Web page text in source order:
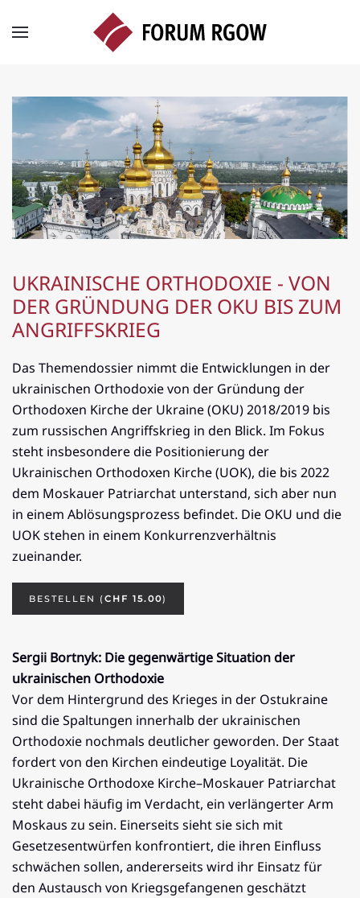
Zum Hauptinhalt springen
UKRAINISCHE ORTHODOXIE - VON
DER GRÜNDUNG DER OKU BIS ZUM
ANGRIFFSKRIEG
Das Themendossier nimmt die Entwicklungen in der
ukrainischen Orthodoxie von der Gründung der
Orthodoxen Kirche der Ukraine (OKU) 2018/2019 bis
zum russischen Angriffskrieg in den Blick. Im Fokus
steht insbesondere die Positionierung der
Ukrainischen Orthodoxen Kirche (UOK), die bis 2022
dem Moskauer Patriarchat unterstand, sich aber nun
in einem Ablösungsprozess befindet. Die OKU und die
UOK stehen in einem Konkurrenzverhältnis
zueinander.
BESTELLEN ( CHF 15.00)
Sergii Bortnyk: Die gegenwärtige Situation der
ukrainischen Orthodoxie
Vor dem Hintergrund des Krieges in der Ostukraine
sind die Spaltungen innerhalb der ukrainischen
Orthodoxie nochmals deutlicher geworden. Der Staat
fordert von den Kirchen eindeutige Loyalität. Die
Ukrainische Orthodoxe Kirche–Moskauer Patriarchat
steht dabei häufig im Verdacht, ein verlängerter Arm
Moskaus zu sein. Einerseits sieht sie sich mit
Gesetzesentwürfen konfrontiert, die ihren Einfluss
schwächen sollen, andererseits wird ihr Einsatz für
den Austausch von Kriegsgefangenen geschätzt